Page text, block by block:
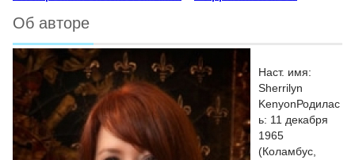
Об авторе
Наст. имя:
Sherrilyn
KenyonРодилас
ь: 11 декабря
1965
(Коламбус,